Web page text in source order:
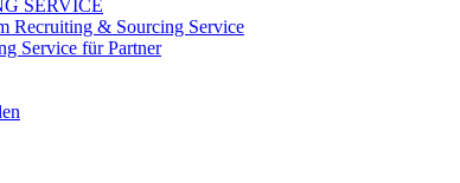
SERVICE
Recruiting & Sourcing Service
Service für Partner